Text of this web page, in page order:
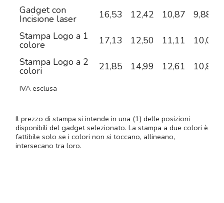
Gadget con
Incisione laser 16,53 12,42 10,87
9,88
Stampa Logo a 1
colore 17,13 12,50 11,11
10,02
Stampa Logo a 2
colori 21,85 14,99 12,61 10,85
IVA esclusa
Il prezzo di stampa si intende in una (1) delle posizioni
disponibili del gadget selezionato. La stampa a due colori è
fattibile solo se i colori non si toccano, allineano,
intersecano tra loro.